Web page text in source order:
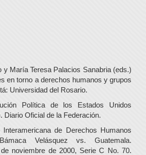
y María Teresa Palacios Sanabria (eds.)
en torno a derechos humanos y grupos
Universidad del Rosario.
Política de los Estados Unidos
Diario Oficial de la Federación.
de Derechos Humanos
Velásquez vs. Guatemala.
noviembre de 2000, Serie C No. 70.